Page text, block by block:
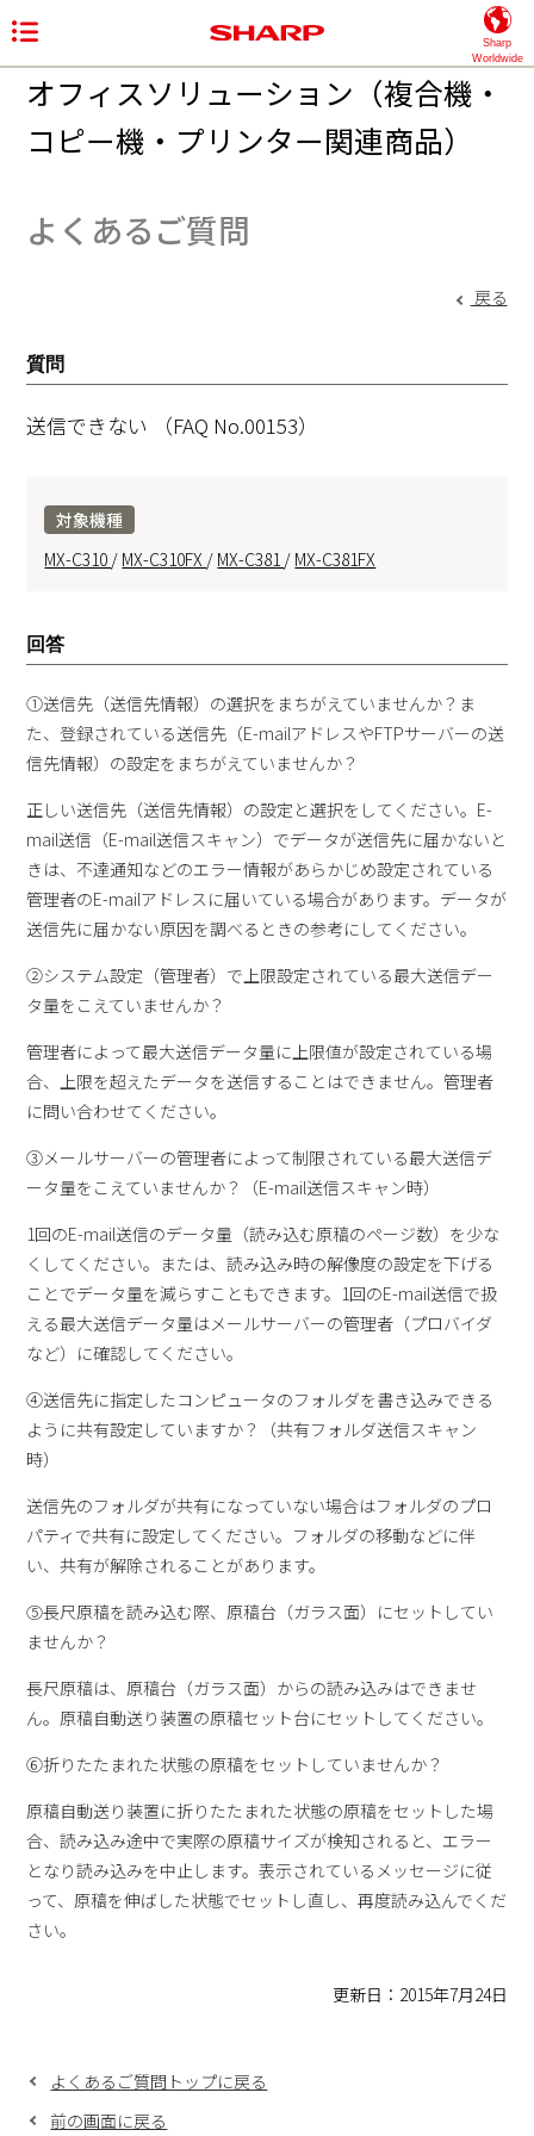
Sharp
Worldwide
オフィスソリューション（複合機・
コピー機・プリンター関連商品）
よくあるご質問
戻る
質問
送信できない （FAQ No.00153）
対象機種
MX-C310 / MX-C310FX / MX-C381 / MX-C381FX
回答
①送信先（送信先情報）の選択をまちがえていませんか？ま
た、登録されている送信先（E-mailアドレスやFTPサーバーの送
信先情報）の設定をまちがえていませんか？
正しい送信先（送信先情報）の設定と選択をしてください。E-
mail送信（E-mail送信スキャン）でデータが送信先に届かないと
きは、不達通知などのエラー情報があらかじめ設定されている
管理者のE-mailアドレスに届いている場合があります。データが
送信先に届かない原因を調べるときの参考にしてください。
②システム設定（管理者）で上限設定されている最大送信デー
タ量をこえていませんか？
管理者によって最大送信データ量に上限値が設定されている場
合、上限を超えたデータを送信することはできません。管理者
に問い合わせてください。
③メールサーバーの管理者によって制限されている最大送信デ
ータ量をこえていませんか？（E-mail送信スキャン時）
1回のE-mail送信のデータ量（読み込む原稿のページ数）を少な
くしてください。または、読み込み時の解像度の設定を下げる
ことでデータ量を減らすこともできます。1回のE-mail送信で扱
える最大送信データ量はメールサーバーの管理者（プロバイダ
など）に確認してください。
④送信先に指定したコンピュータのフォルダを書き込みできる
ように共有設定していますか？（共有フォルダ送信スキャン
時）
送信先のフォルダが共有になっていない場合はフォルダのプロ
パティで共有に設定してください。フォルダの移動などに伴
い、共有が解除されることがあります。
⑤長尺原稿を読み込む際、原稿台（ガラス面）にセットしてい
ませんか？
長尺原稿は、原稿台（ガラス面）からの読み込みはできませ
ん。原稿自動送り装置の原稿セット台にセットしてください。
⑥折りたたまれた状態の原稿をセットしていませんか？
原稿自動送り装置に折りたたまれた状態の原稿をセットした場
合、読み込み途中で実際の原稿サイズが検知されると、エラー
となり読み込みを中止します。表示されているメッセージに従
って、原稿を伸ばした状態でセットし直し、再度読み込んでくだ
さい。
更新日：2015年7月24日
よくあるご質問トップに戻る
前の画面に戻る